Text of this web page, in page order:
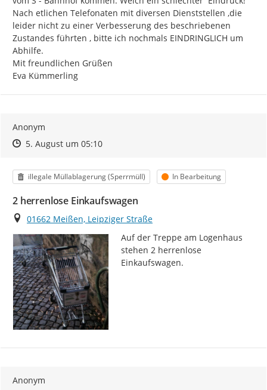
Nach etlichen Telefonaten mit diversen Dienststellen ,die
leider nicht zu einer Verbesserung des beschriebenen
Zustandes führten , bitte ich nochmals EINDRINGLICH um
Abhilfe.
Mit freundlichen Grüßen
Eva Kümmerling
Anonym
Zeitpunkt des Erstellens
Zeitpunkt des Erstellens
5. August um 05:10Zur Äußerung
Kategorie
illegale Müllablagerung (Sperrmüll) Status
In Bearbeitung
2 herrenlose Einkaufswagen
Ort
01662 Meißen, Leipziger Straße
Auf der Treppe am Logenhaus
stehen 2 herrenlose
Einkaufswagen.
Anonym